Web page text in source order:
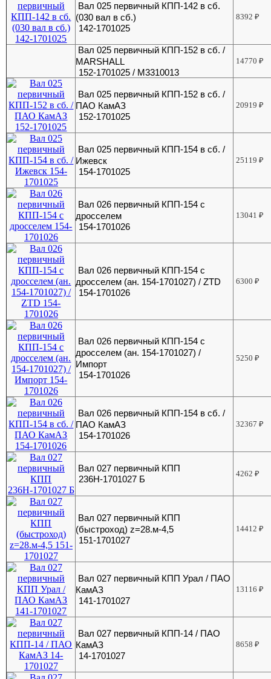
Вал 025 первичный КПП-142 в сб.
(030 вал в сб.)
142-1701025
8392₽
Вал 025 первичный КПП-152 в сб. /
MARSHALL
152-1701025 / M3310013
14770₽
Вал 025 первичный КПП-152 в сб. /
ПАО КамАЗ
152-1701025
20919₽
Вал 025 первичный КПП-154 в сб. /
Ижевск
154-1701025
25119₽
Вал 026 первичный КПП-154 с
дросселем
154-1701026
13041₽
Вал 026 первичный КПП-154 с
дросселем (ан. 154-1701027) / ZTD
154-1701026
6300₽
Вал 026 первичный КПП-154 с
дросселем (ан. 154-1701027) /
Импорт
154-1701026
5250₽
Вал 026 первичный КПП-154 в сб. /
ПАО КамАЗ
154-1701026
32367₽
Вал 027 первичный КПП
236Н-1701027 Б
4262₽
Вал 027 первичный КПП
(быстроход) z=28.м-4,5
151-1701027
14412₽
Вал 027 первичный КПП Урал / ПАО
КамАЗ
141-1701027
13116₽
Вал 027 первичный КПП-14 / ПАО
КамАЗ
14-1701027
8658₽